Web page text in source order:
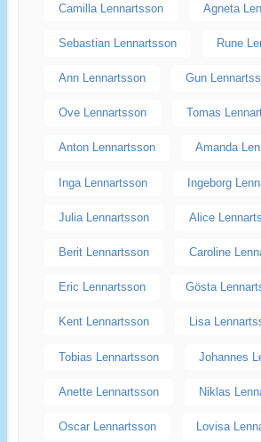
Camilla Lennartsson Agneta
Sebastian Lennartsson Rune
Ann Lennartsson Gun
Ove Lennartsson Tomas
Anton Lennartsson Amanda
Inga Lennartsson Ingeborg
Julia Lennartsson Alice
Berit Lennartsson Caroline
Eric Lennartsson Gösta
Kent Lennartsson Lisa
Tobias Lennartsson Johannes
Anette Lennartsson Niklas
Oscar Lennartsson Lovisa